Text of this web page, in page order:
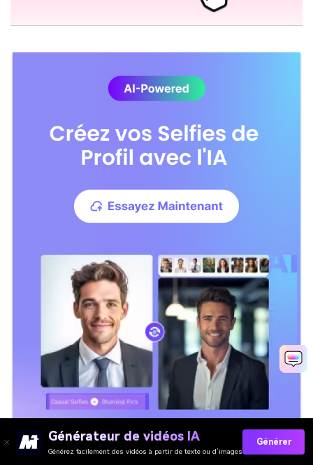
Générateur de vidéos IA
Générez facilement des vidéos à partir de texte ou d’images
Générer